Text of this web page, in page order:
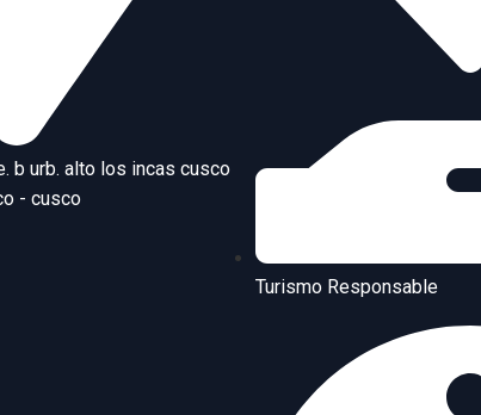
b urb. alto los incas cusco
- cusco
Turismo Responsable